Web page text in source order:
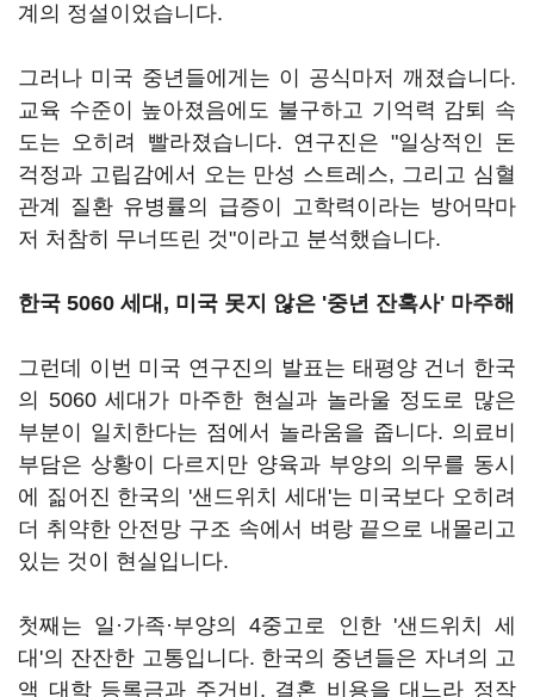
계의 정설이었습니다.
그러나 미국 중년들에게는 이 공식마저 깨졌습니다.
교육 수준이 높아졌음에도 불구하고 기억력 감퇴 속
도는 오히려 빨라졌습니다. 연구진은 "일상적인 돈
걱정과 고립감에서 오는 만성 스트레스, 그리고 심혈
관계 질환 유병률의 급증이 고학력이라는 방어막마
저 처참히 무너뜨린 것"이라고 분석했습니다.
한국 5060 세대, 미국 못지 않은 '중년 잔혹사' 마주해
그런데 이번 미국 연구진의 발표는 태평양 건너 한국
의 5060 세대가 마주한 현실과 놀라울 정도로 많은
부분이 일치한다는 점에서 놀라움을 줍니다. 의료비
부담은 상황이 다르지만 양육과 부양의 의무를 동시
에 짊어진 한국의 '샌드위치 세대'는 미국보다 오히려
더 취약한 안전망 구조 속에서 벼랑 끝으로 내몰리고
있는 것이 현실입니다.
첫째는 일·가족·부양의 4중고로 인한 '샌드위치 세
대'의 잔잔한 고통입니다. 한국의 중년들은 자녀의 고
액 대학 등록금과 주거비, 결혼 비용을 대느라 정작